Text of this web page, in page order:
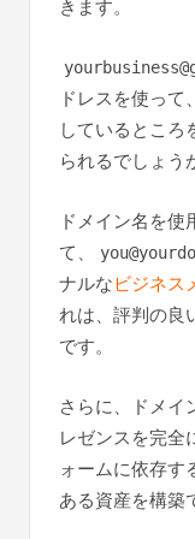
きます。
ドレスを使っ
しているとこ
られるでしょう
ドメイン名を
て、
ナルなビジネス
れは、評判の良
です。
さらに、ドメイ
レゼンスを完全
ォームに依存す
ある資産を構築